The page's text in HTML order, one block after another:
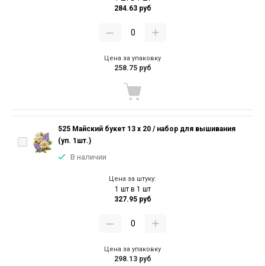
284.63 руб
Цена за упаковку
258.75 руб
525 Майский букет 13 х 20 / набор для вышивания
(уп. 1шт.)
В наличии
Цена за штуку:
1 шт в 1 шт
327.95 руб
Цена за упаковку
298.13 руб